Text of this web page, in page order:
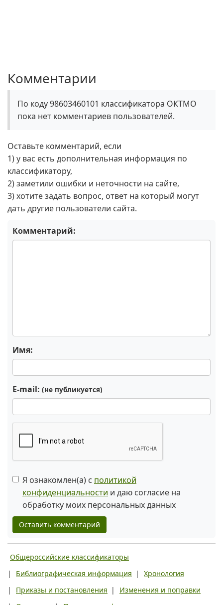
Комментарии
По коду 98603460101 классификатора ОКТМО
пока нет комментариев пользователей.
Оставьте комментарий, если
1) у вас есть дополнительная информация по
классификатору,
2) заметили ошибки и неточности на сайте,
3) хотите задать вопрос, ответ на который могут
дать другие пользователи сайта.
Комментарий:
Имя:
E-mail: (не публикуется)
Я ознакомлен(а) с политикой
конфиденциальности и даю согласие на
обработку моих персональных данных
Оставить комментарий
Общероссийские классификаторы
|
Библиографическая информация |
Хронология
|
Приказы и постановления |
Изменения и поправки